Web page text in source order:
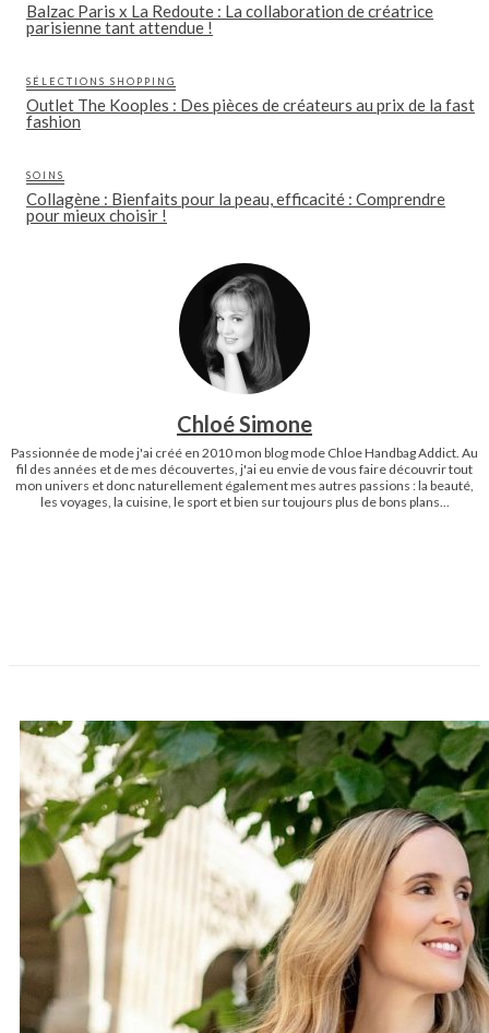
Balzac Paris x La Redoute : La collaboration de créatrice
parisienne tant attendue !
SÉLECTIONS SHOPPING
Outlet The Kooples : Des pièces de créateurs au prix de la fast
fashion
SOINS
Collagène : Bienfaits pour la peau, efficacité : Comprendre
pour mieux choisir !
Chloé Simone
Passionnée de mode j'ai créé en 2010 mon blog mode Chloe Handbag Addict. Au
fil des années et de mes découvertes, j'ai eu envie de vous faire découvrir tout
mon univers et donc naturellement également mes autres passions : la beauté,
les voyages, la cuisine, le sport et bien sur toujours plus de bons plans...